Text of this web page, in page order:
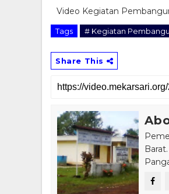
Video Kegiatan
Tags # Kegiatan
Share This